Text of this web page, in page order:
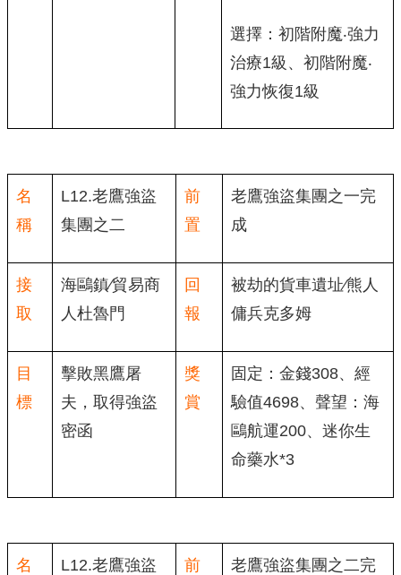
選擇：初階附魔‧強力
治療1級、初階附魔‧
強力恢復1級
名
稱
L12.老鷹強盜
集團之二
前
置
老鷹強盜集團之一完
成
接
取
海鷗鎮∕貿易商
人杜魯門
回
報
被劫的貨車遺址∕熊人
傭兵克多姆
目
標
擊敗黑鷹屠
夫，取得強盜
密函
獎
賞
固定：金錢308、經
驗值4698、聲望：海
鷗航運200、迷你生
命藥水*3
名
L12.老鷹強盜
前
老鷹強盜集團之二完